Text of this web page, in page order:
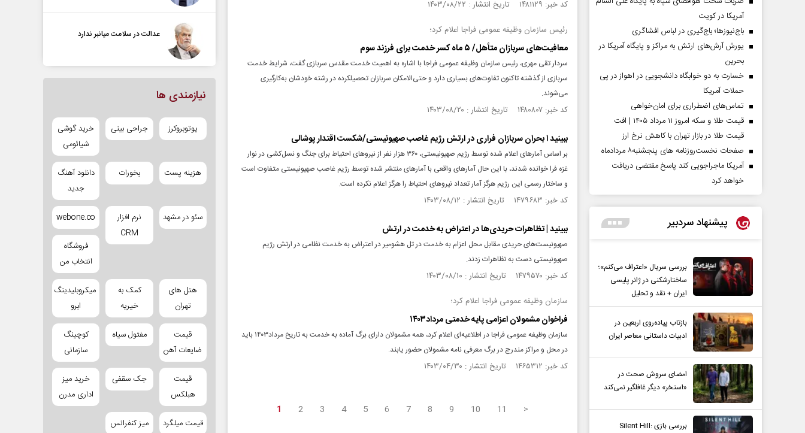
کد خبر: ۱۴۸۱۱۲۹ تاریخ انتشار : ۱۴۰۳/۰۸/۲۲
رئیس سازمان وظیفه عمومی فراجا اعلام کرد؛
معافیت‌های سربازان متأهل/ ۵ ماه کسر خدمت برای فرزند سوم
سردار تقی مهری، رئیس سازمان وظیفه عمومی فراجا با اشاره به اهمیت خدمت مقدس سربازی گفت، شرایط خدمت
سربازی از گذشته تاکنون تفاوت‌های بسیاری دارد و حتی‌الامکان سربازان تحصیلکرده در رشته خودشان به‌کارگیری
می‌شوند.
کد خبر: ۱۴۸۰۸۰۷ تاریخ انتشار : ۱۴۰۳/۰۸/۲۰
ببینید ا بحران سربازان فراری در ارتش رژیم غاصب صهیونیستی/شکست اقتدار پوشالی
بر اساس آمارهای اعلام ‌شده توسط رژیم صهیونیستی، ۳۶۰ هزار نفر از نیروهای احتیاط برای جنگ و نسل‌کشی در نوار
غزه فرا خوانده شدند، با این حال آمارهای واقعی با آمارهای منتشر شده توسط رژیم غاصب صهیونیستی متفاوت است
و ساختار رسمی این رژیم هرگز آمار تعداد نیروهای احتیاط را هرگز اعلام نکرده است.
کد خبر: ۱۴۷۹۶۸۳ تاریخ انتشار : ۱۴۰۳/۰۸/۱۲
ببینید | تظاهرات حریدی‌ها در اعتراض به خدمت در ارتش
صهیونیست‌های حریدی مقابل محل اعزام به خدمت در تل هشومیر در اعتراض به خدمت نظامی در ارتش رژیم
صهیونیستی دست به تظاهرات زدند.
کد خبر: ۱۴۷۹۵۷۰ تاریخ انتشار : ۱۴۰۳/۰۸/۱۰
سازمان وظیفه عمومی فراجا اعلام کرد؛
فراخوان مشمولان اعزامی پایه خدمتی مرداد۱۴۰۳
سازمان وظیفه عمومی فراجا در اطلاعیه‌ای اعلام کرد، همه مشمولان دارای برگ آماده به خدمت به تاریخ مرداد۱۴۰۳ باید
در محل و مراکز مندرج در برگ معرفی نامه مشمولان حضور یابند.
کد خبر: ۱۴۶۵۳۱۲ تاریخ انتشار : ۱۴۰۳/۰۴/۳۰
1 2 3 4 5 6 7 8 9 10 11 >
آمریکا در کویت
باج‌نیوزها؛ باج‌گیری در لباس افشاگری
یورش آرش‌های ارتش به مراکز و پایگاه‌ آمریکا در
بحرین
خسارت به دو خوابگاه دانشجویی در اهواز در پی
حملات آمریکا
تماس‌های اضطراری برای امان‌‌خواهی
قیمت طلا و سکه امروز ۱۱ مرداد ۱۴۰۵ | افت
قیمت طلا در بازار تهران با کاهش نرخ ارز
صفحات نخست‌روزنامه ها‌ی پنجشنبه‌۸ مردادماه
آمریکا ماجراجویی کند پاسخ مقتضی دریافت
خواهد کرد
پیشنهاد سردبیر
بررسی سریال «اعتراف می‌کنم»؛
ساختارشکنی در ژانر پلیسی
ایران + نقد و تحلیل
بازتاب پیاده‌روی اربعین در
ادبیات داستانی معاصر ایران
امضای سروش صحت در
«استخر» دیگر غافلگیر نمی‌کند
بررسی بازی Silent Hill:
عدالت در سلامت میانبر ندارد
نیازمندی ها
یوتوبروکرز جراحی بینی
خرید گوشی
شیائومی
هزینه پست بخورات
دانلود آهنگ
جدید
سئو در مشهد
نرم افزار
CRM
webone.co
فروشگاه
انتخاب من
هتل های
تهران
کمک به
خیریه
میکروبلیدینگ
ابرو
قیمت
ضایعات آهن
مفتول سیاه
کوچینگ
سازمانی
قیمت
هبلکس
جک سقفی
خرید میز
اداری مدرن
قیمت میلگرد میز کنفرانس